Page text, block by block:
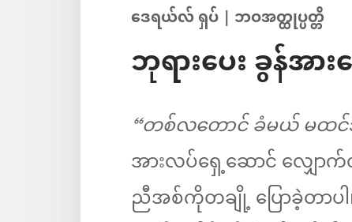
ဒေရယ်လ် ရှပ် | ဘဝအတ္ထုပ္ပတ္တိ
ဘုရားပေး ခွန်အ
“တစ်လတောင် ခံမယ် မထင်
အားလပ်ရှေ့ဆောင် လျှော
ညီအစ်ကိုတချို့ ပြောခဲ့တာပ